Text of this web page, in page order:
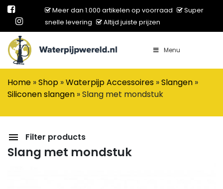
Meer dan 1.000 artikelen op voorraad
Super
snelle levering
Altijd juiste prijzen
Main Navigation Menu
Home »Shop »Waterpijp Accessoires »Slangen »
Siliconen slangen »Slang met mondstuk
Filter products
Slang met mondstuk